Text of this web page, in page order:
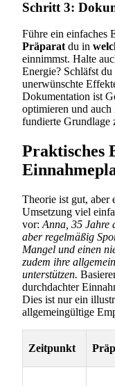
Schritt 3:
Führe ein einfaches
Präparatdu in
einnimmst. Halte
Energie? Schläfst
unerwünschte
Dokumentation ist
optimieren und
fundierte Grundlage
Praktisches
Theorie ist gut, aber
Umsetzung viel
vor: Anna, 35 Jahre
aber regelmäßig
Mangel und einen
zudem ihre
unterstützen.
durchdachter
Dies ist nur ein
allgemeingültige
Zeitpunkt